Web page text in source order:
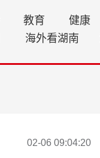
教育 健康
海外看湖南
02-06 09:04:20